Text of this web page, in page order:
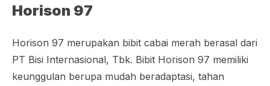
Horison 97
Horison 97 merupakan bibit cabai merah berasal dari
PT Bisi Internasional, Tbk. Bibit Horison 97 memiliki
keunggulan berupa mudah beradaptasi, tahan